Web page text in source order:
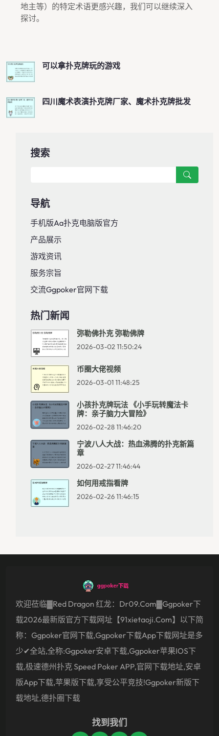
地主等）的特定术语更感兴趣，我们可以继续深入
探讨。
可以拿扑克牌玩的游戏
四川魔术表演扑克牌厂家、魔术扑克牌批发
搜索
导航
手机版aa扑克电脑版官方
产品展示
游戏资讯
服务宗旨
交流ggpoker官网下载
热门新闻
弥勒佛扑克 弥勒佛牌
2026-03-02 11:50:24
币圈大佬视频
2026-03-01 11:48:25
小孩扑克牌玩法 《小手玩转魔法卡
牌：亲子脑力大冒险》
2026-02-28 11:46:20
宁波八人大战：热血沸腾的扑克新篇
章
2026-02-27 11:46:44
如何用戒指看牌
2026-02-26 11:46:15
欢迎莅临▓Red Dragon 红龙：dr09.com▓ggpoker下
载2026最新版官方下载网址【91xietaoji.com】以下简
称：ggpoker官网下载,ggpoker下载app下载网址是多
少✔全站,全称:ggpoker安卓下载,ggpoker苹果IOS下
载,极速德州扑克 Speed Poker APP,官网下载地址,安卓
版app下载,苹果版下载,享受公平竞技!ggpoker新版下
载地址,德扑圈下载
找到我们